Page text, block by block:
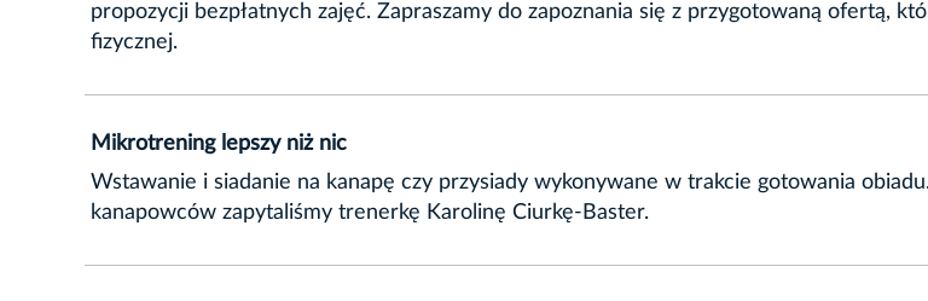
propozycji bezpłatnych zajęć. Zapraszamy do zapoznania się z przygotowaną ofertą,
fizycznej.
Mikrotrening lepszy niż nic
Wstawanie i siadanie na kanapę czy przysiady wykonywane w trakcie gotowania
kanapowców zapytaliśmy trenerkę Karolinę Ciurkę-Baster.